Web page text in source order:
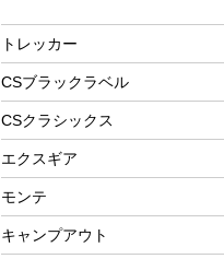
フードボトル
コーヒー&ミル
トレー
ランチョンマット
ランチボックス
ピクニックセット
ツール、他
アクセサリー
自転車ウェア
フローティングベスト
ヘルメット
エアーポンプ
ウィンター
防寒ウェア
トレッカー
CSブラックラベル
CSクラシックス
エクスギア
モンテ
キャンプアウト